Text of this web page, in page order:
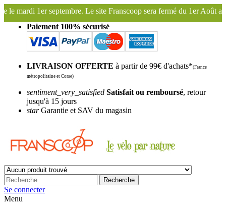
Le site Franscoop sera fermé du 1er Août au 27 Août inclus.
Paiement 100% sécurisé
LIVRAISON OFFERTE à partir de 99€ d'achats*(France
métropolitaine et Corse)
sentiment_very_satisfied Satisfait ou remboursé, retour
jusqu'à 15 jours
starGarantie et SAV du magasin
Recherche
Se connecter
Menu